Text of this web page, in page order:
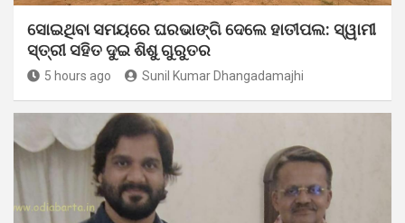
ସୋଇଥିବା ସମୟରେ ଘରଭାଙ୍ଗି ଦେଲେ ହାତୀପଲ: ସ୍ୱାମୀ
ସ୍ତ୍ରୀ ସହିତ ଦୁଇ ଶିଶୁ ଗୁରୁତର
5 hours ago Sunil Kumar Dhangadamajhi